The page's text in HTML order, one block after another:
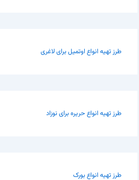
طرز تهیه انواع اوتمیل برای لاغری
طرز تهیه انواع حریره برای نوزاد
طرز تهیه انواع بورک